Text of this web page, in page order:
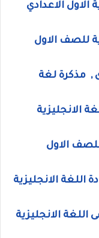
الاول الاعدادي
للصف الاول
, مذكرة لغة
الانجليزية
الاول
اللغة الانجليزية
الانجليزية